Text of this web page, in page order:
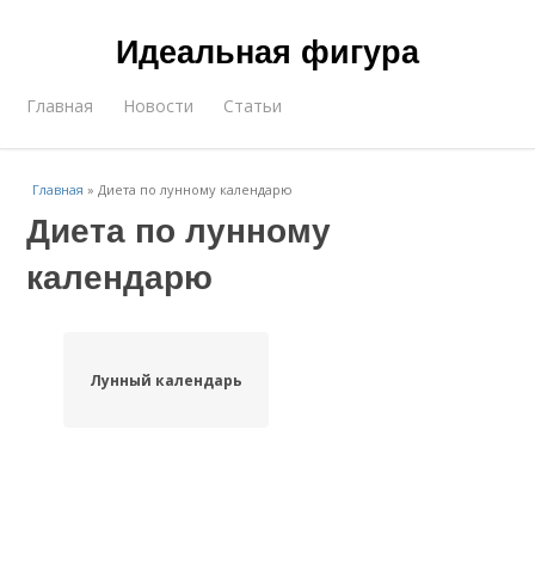
Идеальная фигура
Главная Новости Статьи
Главная »Диета по лунному календарю
Диета по лунному
календарю
Лунный календарь